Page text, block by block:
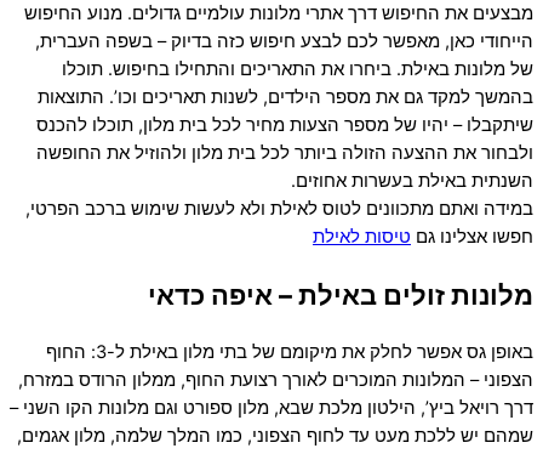
מבצעים את החיפוש דרך אתרי מלונות עולמיים גדולים. מנוע החיפוש
הייחודי כאן, מאפשר לכם לבצע חיפוש כזה בדיוק – בשפה העברית,
של מלונות באילת. ביחרו את התאריכים והתחילו בחיפוש. תוכלו
בהמשך למקד גם את מספר הילדים, לשנות תאריכים וכו’. התוצאות
שיתקבלו – יהיו של מספר הצעות מחיר לכל בית מלון, תוכלו להכנס
ולבחור את ההצעה הזולה ביותר לכל בית מלון ולהוזיל את החופשה
השנתית באילת בעשרות אחוזים.
במידה ואתם מתכוונים לטוס לאילת ולא לעשות שימוש ברכב הפרטי,
חפשו אצלינו גם טיסות לאילת
מלונות זולים באילת – איפה כדאי
באופן גס אפשר לחלק את מיקומם של בתי מלון באילת ל-3: החוף
הצפוני – המלונות המוכרים לאורך רצועת החוף, ממלון הרודס במזרח,
דרך רויאל ביץ’, הילטון מלכת שבא, מלון ספורט וגם מלונות הקו השני –
שמהם יש ללכת מעט עד לחוף הצפוני, כמו המלך שלמה, מלון אגמים,